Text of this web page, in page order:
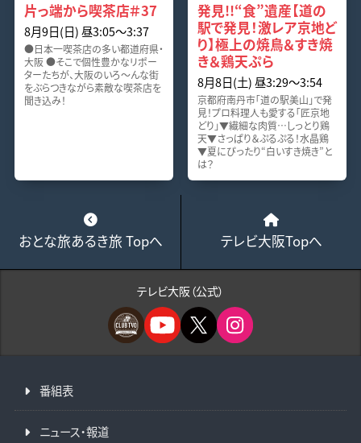
片っ端から喫茶店＃37
8月9日(日) 昼3:05～3:37
●日本一喫茶店の多い都道府県・
大阪 ●そこで個性豊かなリポー
ターたちが、大阪のいろ～んな街
をぶらつきながら素敵な喫茶店を
聞き込み！
発見!!“食”遺産【道の
駅で発見！激レア京地ど
り】極上の焼鳥＆すき焼
き＆鶏天ぷら
8月8日(土) 昼3:29～3:54
京都府南丹市「道の駅美山」で発
見！プロ料理人も愛する「匠京地
どり」▼繊細な肉質…しっとり鶏
天▼さっぱり＆ぷるぷる！水晶鶏
▼夏にぴったり“白いすき焼き”と
は？
おとな旅あるき旅 Topへ テレビ大阪Topへ
テレビ大阪（公式）
番組表
ニュース・報道